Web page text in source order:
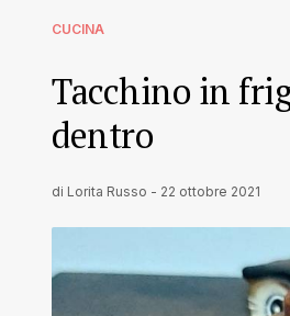
CUCINA
Tacchino in
dentro
di Lorita Russo - 22 ottobre 2021